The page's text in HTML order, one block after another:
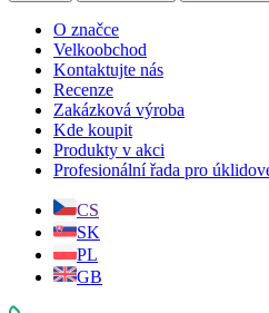
O značce
Velkoobchod
Kontaktujte nás
Recenze
Zakázková výroba
Kde koupit
Produkty v akci
Profesionální řada pro
CS
SK
PL
GB